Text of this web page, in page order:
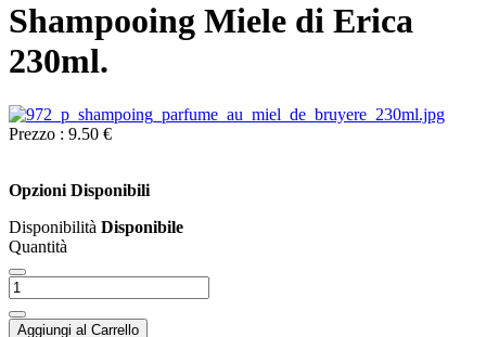
Shampooing Miele di Erica
230ml.
Prezzo : 9.50 €
Opzioni Disponibili
Disponibilità Disponibile
Quantità
Aggiungi al Carrello